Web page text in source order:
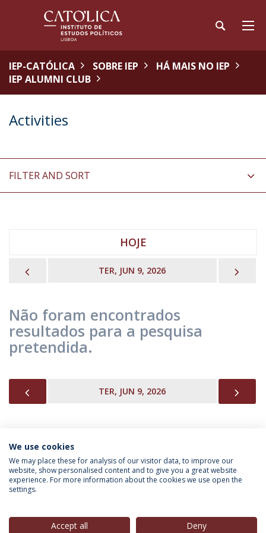
IEP-CATÓLICA SOBRE IEP
HÁ MAIS NO IEP
IEP ALUMNI CLUB
Activities
FILTER AND SORT
HOJE
TER, JUN 9, 2026
Não foram encontrados
resultados para a pesquisa
pretendida.
TER, JUN 9, 2026
INFORMAÇÃO PARA
We use cookies
We may place these for analysis of our visitor data, to improve our
website, show personalised content and to give you a great website
experience. For more information about the cookies we use open the
settings.
Accept all Deny